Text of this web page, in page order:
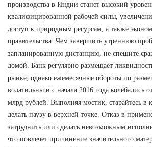
производства в Индии станет высокий
квалифицированной рабочей силы,
доступ к природным ресурсам, а также
правительства. Чем завершить утреннюю
запланированную дистанцию, не спешите
домой. Банк регулярно размещает
рынке, однако ежемесячные обороты по
волатильны и с начала 2016 года колебались
млрд рублей. Выполняя мостик, старайтесь в
делать паузу в верхней точке. Отказ в
затруднить или сделать невозможным
что повлечет причинение значительного